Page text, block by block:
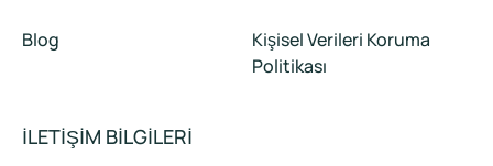
Blog
Kişisel Verileri Koruma
Politikası
İLETİŞİM BİLGİLERİ